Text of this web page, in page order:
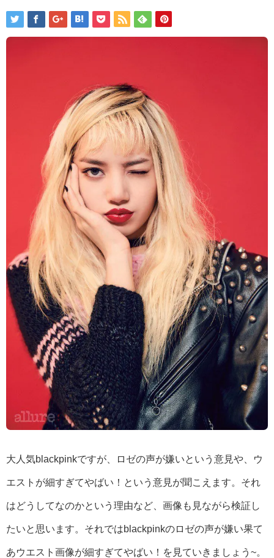
大人気blackpinkですが、ロゼの声が嫌いという意見や、ウ
エストが細すぎてやばい！という意見が聞こえます。それ
はどうしてなのかという理由など、画像も見ながら検証し
たいと思います。それではblackpinkのロゼの声が嫌い果て
あウエスト画像が細すぎてやばい！を見ていきましょう~。